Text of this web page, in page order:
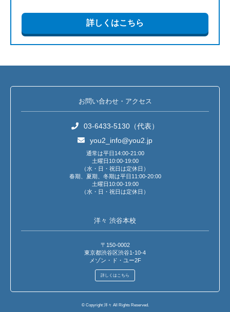
詳しくはこちら
お問い合わせ・アクセス
03-6433-5130（代表）
you2_info@you2.jp
通常は平日14:00-21:00
土曜日10:00-19:00
（水・日・祝日は定休日）
春期、夏期、冬期は平日11:00-20:00
土曜日10:00-19:00
（水・日・祝日は定休日）
洋々 渋谷本校
〒150-0002
東京都渋谷区渋谷1-10-4
メゾン・ド・ユー2F
詳しくはこちら
© Copyright 洋々 All Rights Reserved.